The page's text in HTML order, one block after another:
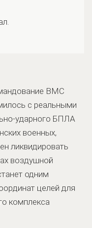
ВМС
с реальными
ударного БПЛА
военных,
ликвидировать
воздушной
одним
целей для
комплекса